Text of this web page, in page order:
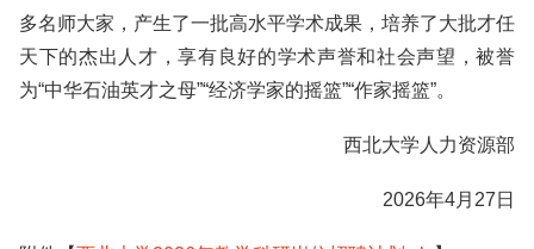
多名师大家，产生了一批高水平学术成果，培养了大批才任
天下的杰出人才，享有良好的学术声誉和社会声望，被誉
为“中华石油英才之母”“经济学家的摇篮”“作家摇篮”。
西北大学人力资源部
2026年4月27日